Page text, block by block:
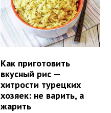
Как приготовить
вкусный рис —
хитрости турецких
хозяек: не варить, а
жарить